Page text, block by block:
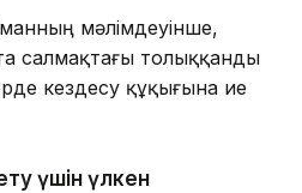
мәлімдеуінше,
салмақтағы толыққанды
кездесу құқығына ие
үшін үлкен